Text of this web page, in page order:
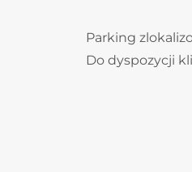
Parking
Do dyspozycji